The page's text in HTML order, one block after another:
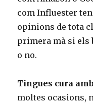
com Influester
opinions de tota
primera mà si els
o no.
Tingues cura
moltes ocasions,